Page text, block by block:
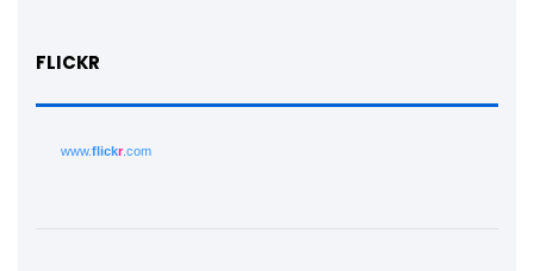
FLICKR
www.flickr.com